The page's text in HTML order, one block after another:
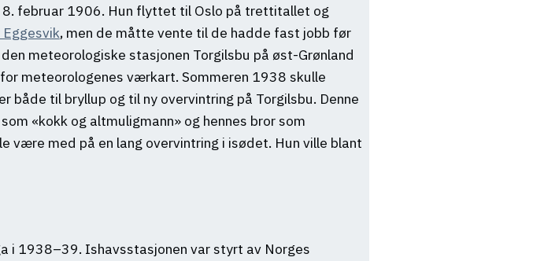
februar 1906. Hun flyttet til Oslo på trettitallet og
Eggesvik, men de måtte vente til de hadde fast jobb før
meteorologiske stasjonen Torgilsbu på øst-Grønland
meteorologenes værkart. Sommeren 1938 skulle
både til bryllup og til ny overvintring på Torgilsbu. Denne
«kokk og altmuligmann» og hennes bror som
være med på en lang overvintring i isødet. Hun ville blant
i 1938–39. Ishavsstasjonen var styrt av Norges